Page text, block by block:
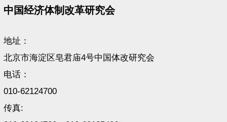
中国经济体制改革研究会
地址：
北京市海淀区皂君庙4号中国体改研究会
电话：
010-62124700
传真: